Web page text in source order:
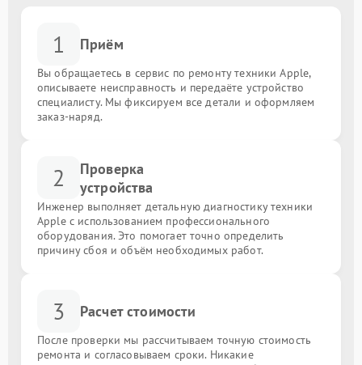
1 Приём
Вы обращаетесь в сервис по ремонту техники Apple,
описываете неисправность и передаёте устройство
специалисту. Мы фиксируем все детали и оформляем
заказ-наряд.
2
Проверка
устройства
Инженер выполняет детальную диагностику техники
Apple с использованием профессионального
оборудования. Это помогает точно определить
причину сбоя и объём необходимых работ.
3 Расчет стоимости
После проверки мы рассчитываем точную стоимость
ремонта и согласовываем сроки. Никакие